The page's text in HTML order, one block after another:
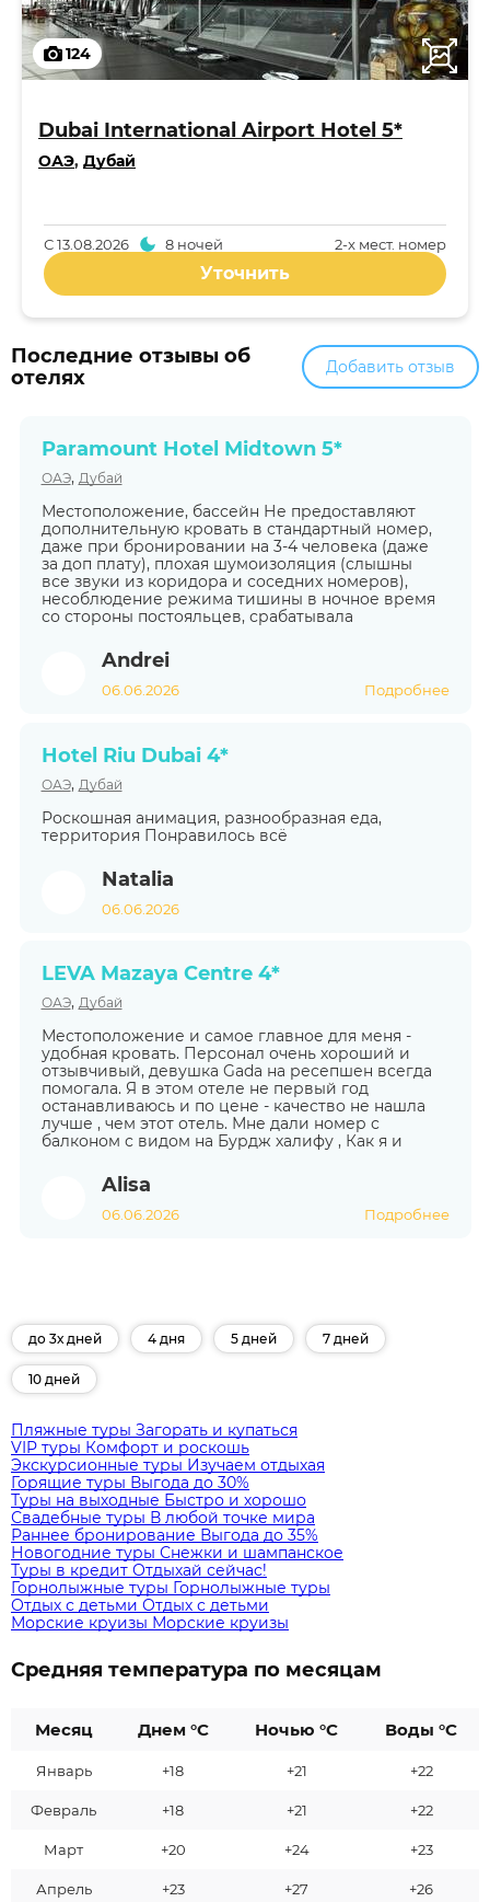
124
Dubai International Airport Hotel 5*
ОАЭ, Дубай
2-x мест. номер
С13.08.2026 8 ночей
Уточнить
Последние отзывы об
отелях
Добавить отзыв
Paramount Hotel Midtown 5*
ОАЭ, Дубай
Местоположение, бассейн Не предоставляют
дополнительную кровать в стандартный номер,
даже при бронировании на 3-4 человека (даже
за доп плату), плохая шумоизоляция (слышны
все звуки из коридора и соседних номеров),
несоблюдение режима тишины в ночное время
со стороны постояльцев, срабатывала
Andrei
06.06.2026 Подробнее
Hotel Riu Dubai 4*
ОАЭ, Дубай
Роскошная анимация, разнообразная еда,
территория Понравилось всё
Natalia
06.06.2026
LEVA Mazaya Centre 4*
ОАЭ, Дубай
Местоположение и самое главное для меня -
удобная кровать. Персонал очень хороший и
отзывчивый, девушка Gada на ресепшен всегда
помогала. Я в этом отеле не первый год
останавливаюсь и по цене - качество не нашла
лучше , чем этот отель. Мне дали номер с
балконом с видом на Бурдж халифу , Как я и
Alisa
06.06.2026 Подробнее
до 3х дней 4 дня 5 дней 7 дней
10 дней
Пляжные туры Загорать и купаться
VIP туры Комфорт и роскошь
Экскурсионные туры Изучаем отдыхая
Горящие туры Выгода до 30%
Туры на выходные Быстро и хорошо
Свадебные туры В любой точке мира
Раннее бронирование Выгода до 35%
Новогодние туры Снежки и шампанское
Туры в кредит Отдыхай сейчас!
Горнолыжные туры Горнолыжные туры
Отдых с детьми Отдых с детьми
Морские круизы Морские круизы
Средняя температура по месяцам
Месяц Днем °C Ночью °C Воды °C
Январь +18 +21 +22
Февраль +18 +21 +22
Март +20 +24 +23
Апрель +23 +27 +26